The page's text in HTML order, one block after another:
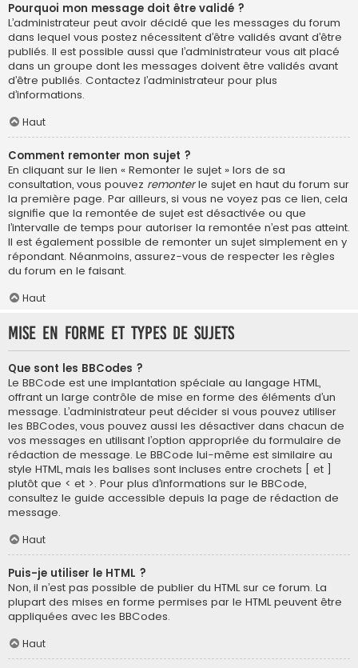
Pourquoi mon message doit être validé ?
L’administrateur peut avoir décidé que les messages du forum
dans lequel vous postez nécessitent d’être validés avant d’être
publiés. Il est possible aussi que l’administrateur vous ait placé
dans un groupe dont les messages doivent être validés avant
d’être publiés. Contactez l’administrateur pour plus
d’informations.
Haut
Comment remonter mon sujet ?
En cliquant sur le lien « Remonter le sujet » lors de sa
consultation, vous pouvez remonterle sujet en haut du forum sur
la première page. Par ailleurs, si vous ne voyez pas ce lien, cela
signifie que la remontée de sujet est désactivée ou que
l’intervalle de temps pour autoriser la remontée n’est pas atteint.
Il est également possible de remonter un sujet simplement en y
répondant. Néanmoins, assurez-vous de respecter les règles
du forum en le faisant.
Haut
Mise en forme et types de sujets
Que sont les BBCodes ?
Le BBCode est une implantation spéciale au langage HTML,
offrant un large contrôle de mise en forme des éléments d’un
message. L’administrateur peut décider si vous pouvez utiliser
les BBCodes, vous pouvez aussi les désactiver dans chacun de
vos messages en utilisant l’option appropriée du formulaire de
rédaction de message. Le BBCode lui-même est similaire au
style HTML, mais les balises sont incluses entre crochets [ et ]
plutôt que < et >. Pour plus d’informations sur le BBCode,
consultez le guide accessible depuis la page de rédaction de
message.
Haut
Puis-je utiliser le HTML ?
Non, il n’est pas possible de publier du HTML sur ce forum. La
plupart des mises en forme permises par le HTML peuvent être
appliquées avec les BBCodes.
Haut